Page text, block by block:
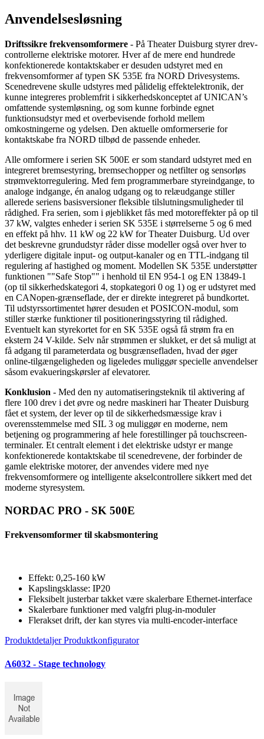
Anvendelsesløsning
Driftssikre frekvensomformere - På Theater Duisburg styrer drev-
controllerne elektriske motorer. Hver af de mere end hundrede
konfektionerede kontaktskaber er desuden udstyret med en
frekvensomformer af typen SK 535E fra NORD Drivesystems.
Scenedrevene skulle udstyres med pålidelig effektelektronik, der
kunne integreres problemfrit i sikkerhedskonceptet af UNICAN’s
omfattende systemløsning, og som kunne forbinde egnet
funktionsudstyr med et overbevisende forhold mellem
omkostningerne og ydelsen. Den aktuelle omformerserie for
kontaktskabe fra NORD tilbød de passende enheder.
Alle omformere i serien SK 500E er som standard udstyret med en
integreret bremsestyring, bremsechopper og netfilter og sensorløs
strømvektorregulering. Med fem programmerbare styreindgange, to
analoge indgange, én analog udgang og to relæudgange stiller
allerede seriens basisversioner fleksible tilslutningsmuligheder til
rådighed. Fra serien, som i øjeblikket fås med motoreffekter på op til
37 kW, valgtes enheder i serien SK 535E i størrelserne 5 og 6 med
en effekt på hhv. 11 kW og 22 kW for Theater Duisburg. Ud over
det beskrevne grundudstyr råder disse modeller også over hver to
yderligere digitale input- og output-kanaler og en TTL-indgang til
regulering af hastighed og moment. Modellen SK 535E understøtter
funktionen ""Safe Stop"" i henhold til EN 954-1 og EN 13849-1
(op til sikkerhedskategori 4, stopkategori 0 og 1) og er udstyret med
en CANopen-grænseflade, der er direkte integreret på bundkortet.
Til udstyrssortimentet hører desuden et POSICON-modul, som
stiller stærke funktioner til positioneringsstyring til rådighed.
Eventuelt kan styrekortet for en SK 535E også få strøm fra en
ekstern 24 V-kilde. Selv når strømmen er slukket, er det så muligt at
få adgang til parameterdata og busgrænsefladen, hvad der øger
online-tilgængeligheden og ligeledes muliggør specielle anvendelser
såsom evakueringskørsler af elevatorer.
Konklusion - Med den ny automatiseringsteknik til aktivering af
flere 100 drev i det øvre og nedre maskineri har Theater Duisburg
fået et system, der lever op til de sikkerhedsmæssige krav i
overensstemmelse med SIL 3 og muliggør en moderne, nem
betjening og programmering af hele forestillinger på touchscreen-
terminaler. Et centralt element i det elektriske udstyr er mange
konfektionerede kontaktskabe til scenedrevene, der forbinder de
gamle elektriske motorer, der anvendes videre med nye
frekvensomformere og intelligente akselcontrollere sikkert med det
moderne styresystem.
NORDAC PRO - SK 500E
Frekvensomformer til skabsmontering
Effekt: 0,25-160 kW
Kapslingsklasse: IP20
Fleksibelt justerbar takket være skalerbare Ethernet-interface
Skalerbare funktioner med valgfri plug-in-moduler
Flerakset drift, der kan styres via multi-encoder-interface
ProduktdetaljerProduktkonfigurator
A6032 - Stage technology